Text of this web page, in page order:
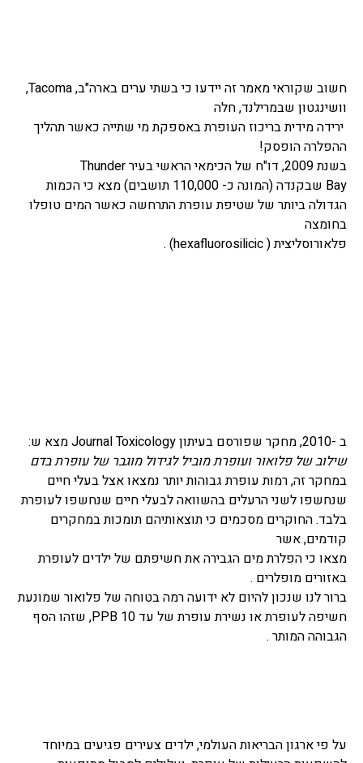
חשוב שקוראי מאמר זה יידעו כי בשתי ערים בארה"ב,Tacoma
,
וושינגטון שבמרילנד, חלה
ירידה מידית בריכוז העופרת באספקת מי שתייה כאשר תהליך
ההפלרה הופסק!
בשנת 2009, דו"ח של הכימאי הראשי בעיר
Thunder
Bay
שבקנדה (המונה כ- 110,000 תושבים) מצא כי הכמות
הגדולה ביותר של שטיפת עופרת התרחשה כאשר המים טופלו
בחומצה
פלאורוסליצית (hexafluorosilicic
) .
ב -2010, מחקר שפורסם בעיתון Journal Toxicologyמצא ש:
שילוב של פלואור ועופרת מוביל לגידול מוגבר של עופרת בדם
במחקר זה, רמות עופרת גבוהות יותר נמצאו אצל בעלי חיים
שנחשפו לשני הרעלים בהשוואה לבעלי חיים שנחשפו לעופרת
בלבד. החוקרים מסכמים כי תוצאותיהם תומכות במחקרים
קודמים, אשר
מצאו כי הפלרת מים הגבירה את חשיפתם של ילדים לעופרת
באזורים מופלרים .
ברור לנו שנכון להיום לא ידועה רמה בטוחה של פלואור שמונעת
חשיפה לעופרת או נשירת עופרת של עד 10
PPB, שזהו הסף
הגבוהה המותר .
על פי ארגון הבריאות העולמי, ילדים צעירים פגיעים במיוחד